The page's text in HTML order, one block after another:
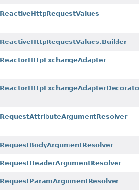
ReactiveHttpRequestValues
ReactiveHttpRequestValues.Builder
ReactorHttpExchangeAdapter
RequestAttributeArgumentResolver
RequestBodyArgumentResolver
RequestHeaderArgumentResolver
RequestParamArgumentResolver